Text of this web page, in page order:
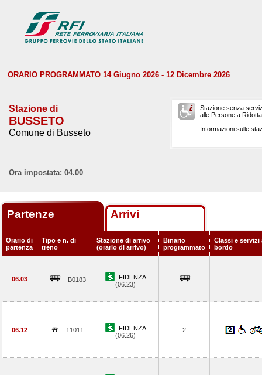
ORARIO PROGRAMMATO 14 Giugno 2026 - 12 Dicembre 2026
Stazione di
BUSSETO
Comune di Busseto
Stazione senza
alle Persone a
Informazioni sulle
Ora impostata: 04.00
Partenze Arrivi
Orario di
partenza
Tipo e n. di
treno
Stazione di arrivo
(orario di arrivo)
Binario
programmato
Classi e servizi
bordo
06.03 B0183
FIDENZA
(06.23)
06.12 11011
FIDENZA
(06.26)
2